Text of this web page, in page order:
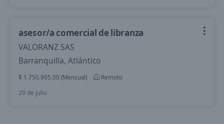
asesor/a comercial de libranza
VALORANZ SAS
Barranquilla, Atlántico
$ 1.750.905,00 (Mensual)
Remoto
29 de julio